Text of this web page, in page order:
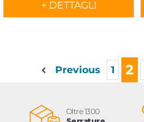
+ DETTAGLI
Previous 1 2
Oltre 1300